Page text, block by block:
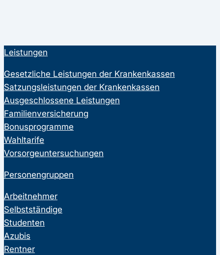
Leistungen
Gesetzliche Leistungen der Krankenkassen
Satzungsleistungen der Krankenkassen
Ausgeschlossene Leistungen
Familienversicherung
Bonusprogramme
Wahltarife
Vorsorgeuntersuchungen
Personengruppen
Arbeitnehmer
Selbstständige
Studenten
Azubis
Rentner